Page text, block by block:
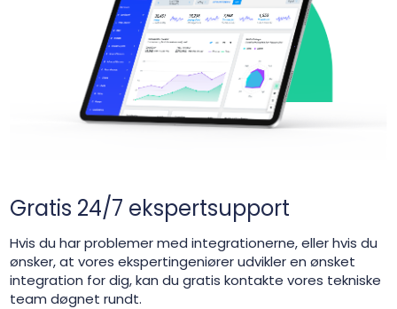
Gratis 24/7 ekspertsupport
Hvis du har problemer med integrationerne, eller hvis du
ønsker, at vores ekspertingeniører udvikler en ønsket
integration for dig, kan du gratis kontakte vores tekniske
team døgnet rundt.